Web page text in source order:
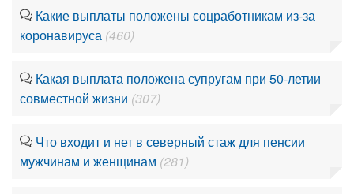
Какие выплаты положены соцработникам из-за
коронавируса (460)
Какая выплата положена супругам при 50-летии
совместной жизни (307)
Что входит и нет в северный стаж для пенсии
мужчинам и женщинам (281)